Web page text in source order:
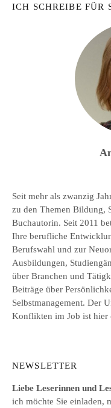
ICH SCHREIBE FÜR
Seit mehr als zwanzig
zu den Themen Bildung,
Buchautorin. Seit 2011
Ihre berufliche
Berufswahl und zur
Ausbildungen,
über Branchen und
Beiträge über
Selbstmanagement. Der
Konflikten im Job ist hier
NEWSLETTER
Liebe Leserinnen und
ich möchte Sie einladen,